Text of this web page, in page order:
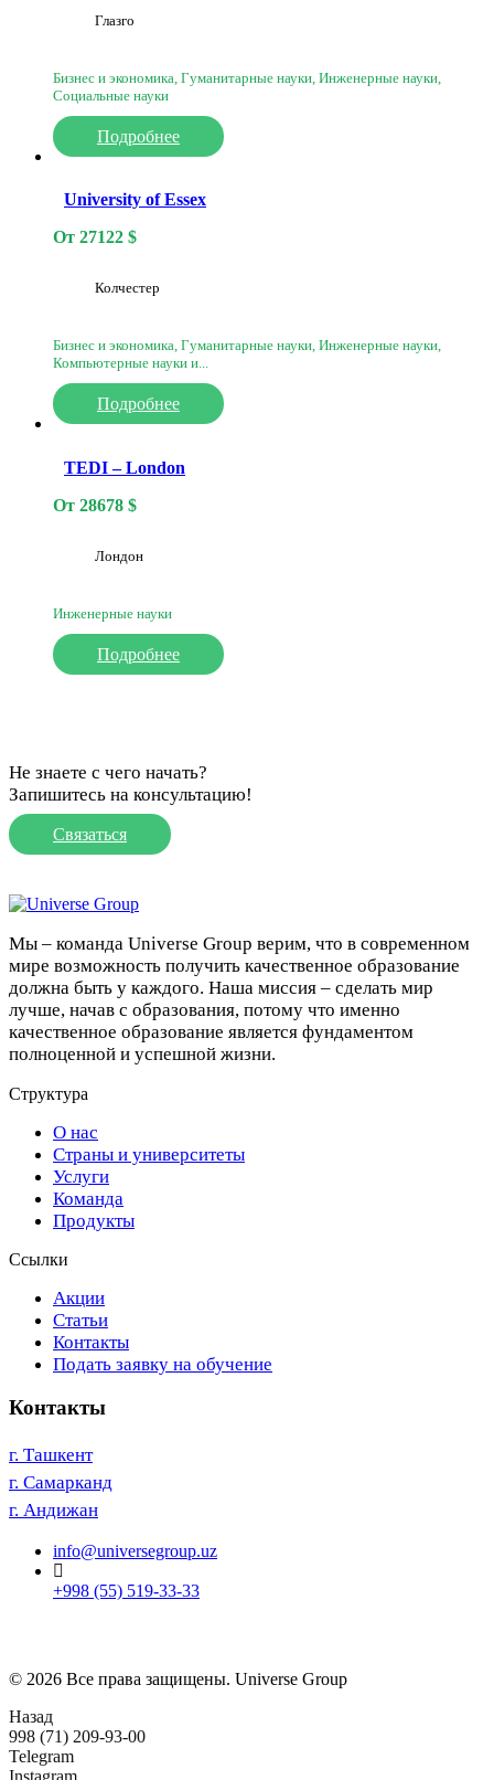
Глазго
Бизнес и экономика, Гуманитарные науки, Инженерные науки,
Социальные науки
Подробнее
University of Essex
От 27122 $
Колчестер
Бизнес и экономика, Гуманитарные науки, Инженерные науки,
Компьютерные науки и...
Подробнее
TEDI – London
От 28678 $
Лондон
Инженерные науки
Подробнее
Не знаете с чего начать?
Запишитесь на консультацию!
Связаться
Мы – команда Universe Group верим, что в современном
мире возможность получить качественное образование
должна быть у каждого. Наша миссия – сделать мир
лучше, начав с образования, потому что именно
качественное образование является фундаментом
полноценной и успешной жизни.
Структура
О нас
Страны и университеты
Услуги
Команда
Продукты
Ссылки
Акции
Статьи
Контакты
Подать заявку на обучение
Контакты
г. Ташкент
г. Самарканд
г. Андижан
info@universegroup.uz
+998 (55) 519-33-33
© 2026 Все права защищены. Universe Group
Назад
998 (71) 209-93-00
Telegram
Instagram